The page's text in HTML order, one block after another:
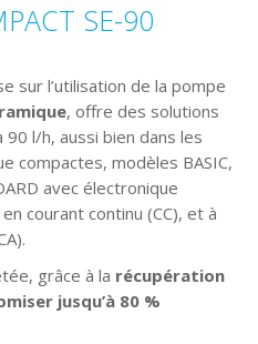
SE-90
sur l’utilisation de la pompe
, offre des solutions
l/h, aussi bien dans les
compactes, modèles BASIC,
avec électronique
en courant continu (CC), et à
grâce à la récupération
jusqu’à 80 %